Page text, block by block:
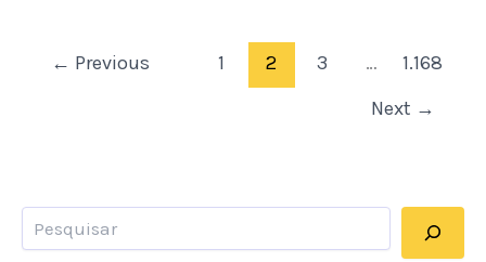
2960
← Previous 1 2 3 …
1.168
Next →